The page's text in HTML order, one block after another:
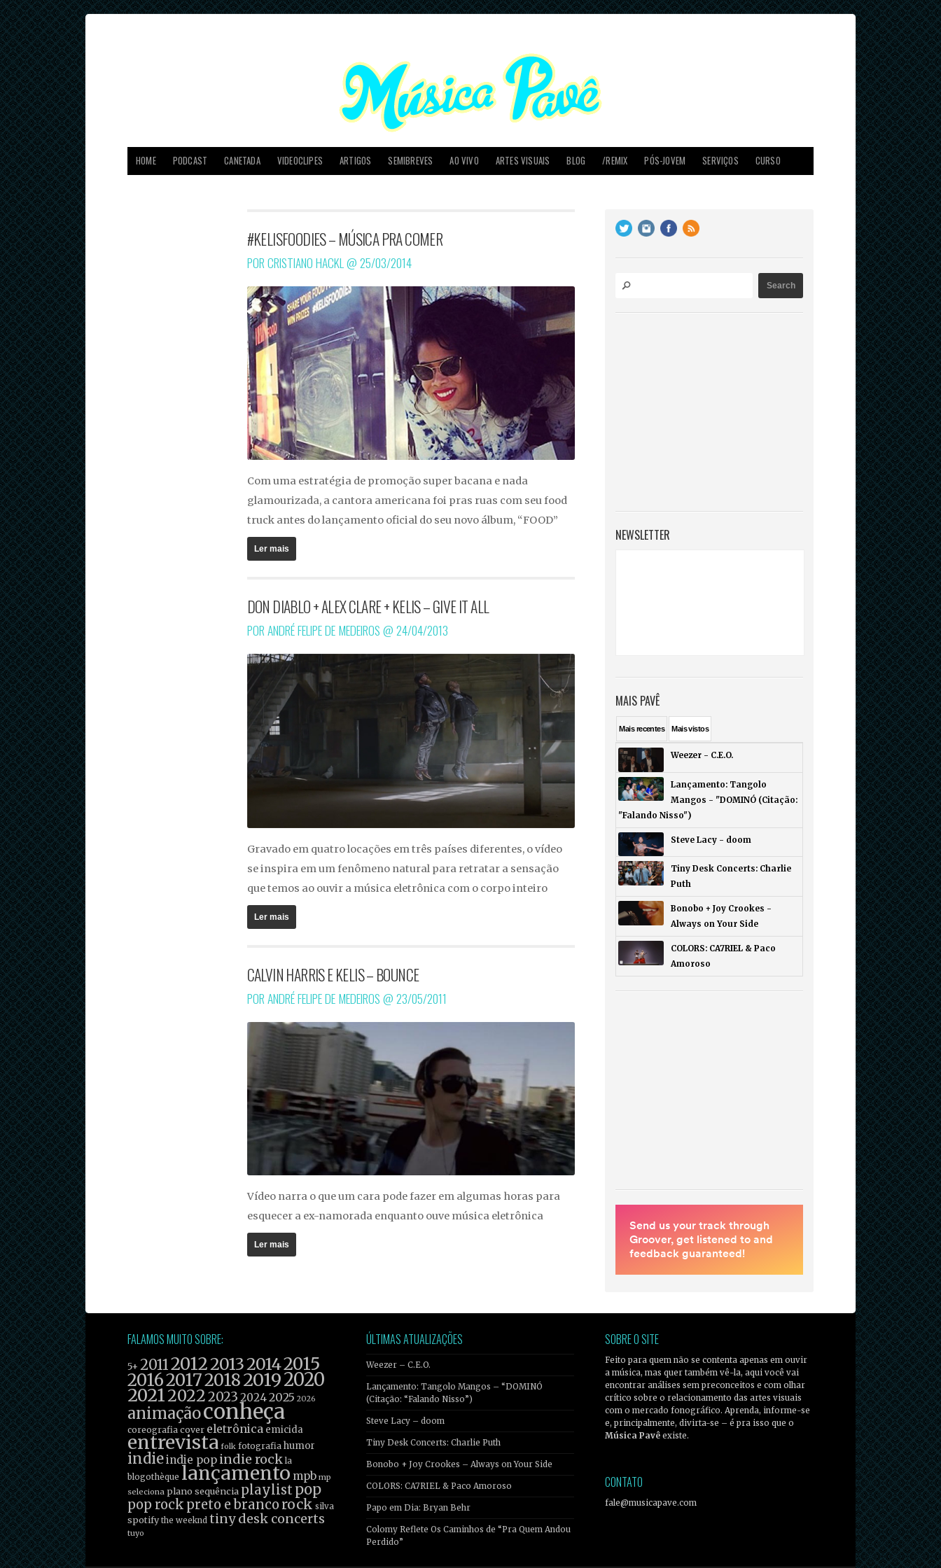
HOME PODCAST CANETADA VIDEOCLIPES ARTIGOS SEMIBREVES AO VIVO ARTES VISUAIS BLOG /REMIX PÓS-JOVEM SERVIÇOS CURSO
#KELISFOODIES – MÚSICA PRA COMER
POR CRISTIANO HACKL @25/03/2014
Com uma estratégia de promoção super bacana e nada
glamourizada, a cantora americana foi pras ruas com seu food
truck antes do lançamento oficial do seu novo álbum, “FOOD”
Ler mais
DON DIABLO + ALEX CLARE + KELIS – GIVE IT ALL
POR ANDRÉ FELIPE DE MEDEIROS @24/04/2013
Gravado em quatro locações em três países diferentes, o vídeo
se inspira em um fenômeno natural para retratar a sensação
que temos ao ouvir a música eletrônica com o corpo inteiro
Ler mais
CALVIN HARRIS E KELIS – BOUNCE
POR ANDRÉ FELIPE DE MEDEIROS @23/05/2011
Vídeo narra o que um cara pode fazer em algumas horas para
esquecer a ex-namorada enquanto ouve música eletrônica
Ler mais
NEWSLETTER
MAIS PAVÊ
Maisrecentes Maisvistos
Weezer - C.E.O.
Lançamento: Tangolo
Mangos - "DOMINÓ (Citação:
"Falando Nisso")
Steve Lacy - doom
Tiny Desk Concerts: Charlie
Puth
Bonobo + Joy Crookes -
Always on Your Side
COLORS: CA7RIEL & Paco
Amoroso
FALAMOS MUITO SOBRE:
5+ 20112012201320142015
20162017201820192020
202120222023 20242025 2026
animaçãoconheça
coreografia cover eletrônica emicida
entrevista folk fotografia humor
indieindie pop indie rock la
blogothèque lançamento mpb mp
seleciona plano sequência playlist pop
pop rock preto e branco rock silva
spotify the weeknd tiny desk concerts
tuyo
ÚLTIMAS ATUALIZAÇÕES
Weezer – C.E.O.
Lançamento: Tangolo Mangos – “DOMINÓ
(Citação: “Falando Nisso”)
Steve Lacy – doom
Tiny Desk Concerts: Charlie Puth
Bonobo + Joy Crookes – Always on Your Side
COLORS: CA7RIEL & Paco Amoroso
Papo em Dia: Bryan Behr
Colomy Reflete Os Caminhos de “Pra Quem Andou
Perdido”
SOBRE O SITE
Feito para quem não se contenta apenas em ouvir
a música, mas quer também vê-la, aqui você vai
encontrar análises sem preconceitos e com olhar
crítico sobre o relacionamento das artes visuais
com o mercado fonográfico. Aprenda, informe-se
e, principalmente, divirta-se – é pra isso que o
Música Pavê existe.
CONTATO
fale@musicapave.com